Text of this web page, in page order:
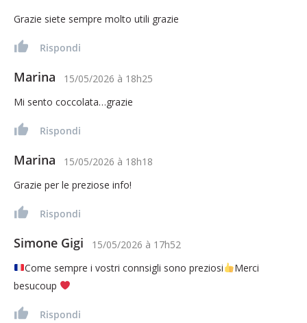
Grazie siete sempre molto utili grazie
Rispondi
Marina 15/05/2026 à 18h25
Mi sento coccolata…grazie
Rispondi
Marina 15/05/2026 à 18h18
Grazie per le preziose info!
Rispondi
Simone Gigi 15/05/2026 à 17h52
Come sempre i vostri connsigli sono preziosi
Merci
besucoup
Rispondi